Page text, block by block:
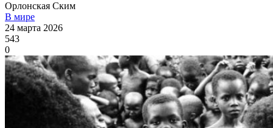
Орлонская Ским
В мире
24 марта 2026
543
0